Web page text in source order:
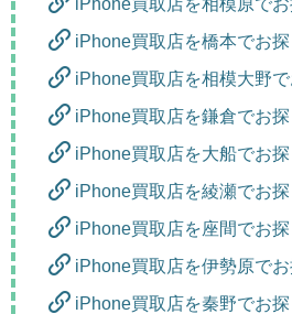
iPhone買取店を橋本でお探
iPhone買取店を相模大野
iPhone買取店を鎌倉でお探
iPhone買取店を大船でお探
iPhone買取店を綾瀬でお探
iPhone買取店を座間でお探
iPhone買取店を伊勢原で
iPhone買取店を秦野でお探